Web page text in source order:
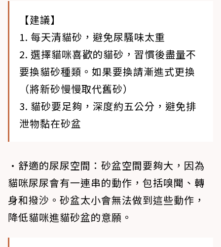
【建議】
1. 每天清貓砂，避免尿騷味太重
2. 選擇貓咪喜歡的貓砂，習慣後盡量不
要換貓砂種類。如果要換請漸進式更換
（將新砂慢慢取代舊砂）
3. 貓砂要足夠，深度約五公分，避免排
泄物黏在砂盆
•舒適的尿尿空間 ：砂盆空間要夠大，因為
貓咪尿尿會有一連串的動作，包括嗅聞、轉
身和撥沙。砂盆太小會無法做到這些動作，
降低貓咪進貓砂盆的意願。